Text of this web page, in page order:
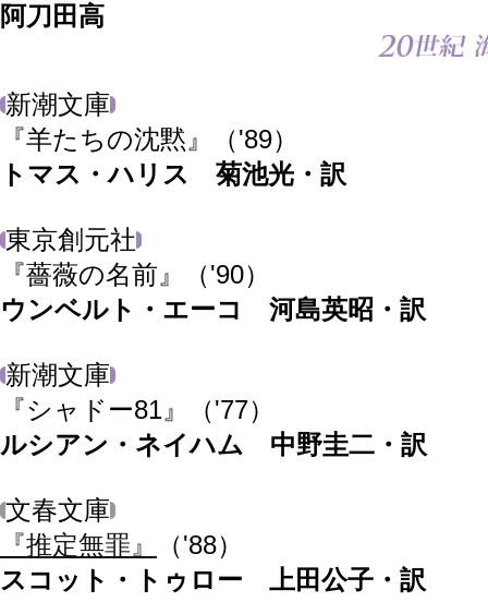
阿刀田高
新潮文庫
『羊たちの沈黙』
（'89）
トマス・ハリス 菊池光・訳
東京創元社
『薔薇の名前』
（'90）
ウンベルト・エーコ 河島英昭・訳
新潮文庫
『シャドー81』
（'77）
ルシアン・ネイハム 中野圭二・訳
文春文庫
『推定無罪』
（'88）
スコット・トゥロー 上田公子・訳